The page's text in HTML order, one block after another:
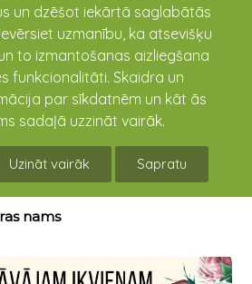
un dzēšot iekārtā saglabātās
uzmanību, ka atsevišķu
to izmantošanas aizliegšana
funkcionalitāti. Skaidra un
par sīkdatnēm un kāt ās
sadaļā uzzināt vairāk.
Uzināt vairāk Sapratu
kultūras namu!
nams